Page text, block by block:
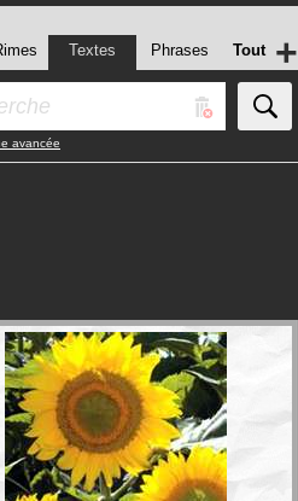
Textes Phrases Tout
avancée
+